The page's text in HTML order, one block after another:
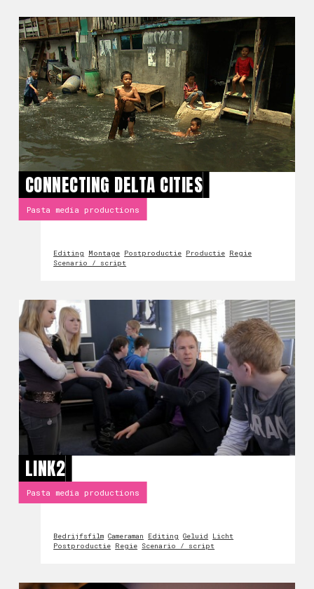
CONNECTING DELTA CITIES
Pasta media productions
Editing Montage Postproductie Productie Regie
Scenario / script
LINK2
Pasta media productions
Bedrijfsfilm Cameraman Editing Geluid
Licht
Postproductie Regie Scenario / script